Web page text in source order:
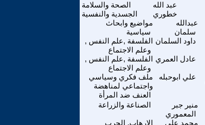
الصحة والسلامة
الجسدية والنفسية
عبد الله
خطوري
مواضيع وابحاث
سياسية
عبدالله
سلمان
الفلسفة ,علم النفس ,
وعلم الاجتماع
داود السلمان
الفلسفة ,علم النفس ,
وعلم الاجتماع
عادل العمري
ملف فكري وسياسي
واجتماعي لمناهضة
العنف ضد المرأة
علي ابوحبله
الصناعة والزراعة
منير جبر
المعموري
الارهاب, الحرب
محمد علي